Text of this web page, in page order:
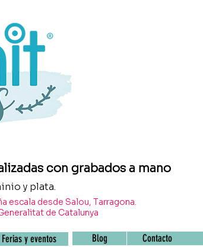
con grabados a mano
y plata.
escala desde Salou, Tarragona.
de Catalunya
Ferias y eventos Blog Contacto